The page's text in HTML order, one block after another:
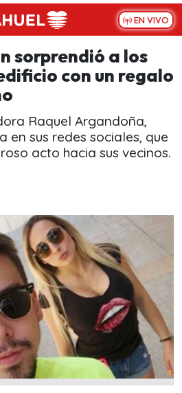
EN VIVO
sorprendió a los
con un regalo
Raquel Argandoña,
en sus redes sociales, que
acto hacia sus vecinos.